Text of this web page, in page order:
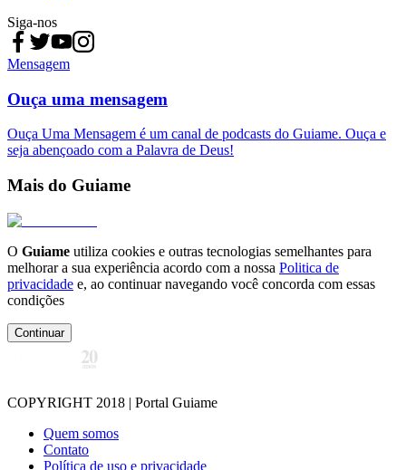
Siga-nos
Mensagem
Ouça uma mensagem
Ouça Uma Mensagem é um canal de podcasts do Guiame. Ouça e
seja abençoado com a Palavra de Deus!
Mais do Guiame
O Guiame utiliza cookies e outras tecnologias semelhantes para
melhorar a sua experiência acordo com a nossa Politica de
privacidade e, ao continuar navegando você concorda com essas
condições
Continuar
COPYRIGHT 2018 | Portal Guiame
Quem somos
Contato
Política de uso e privacidade